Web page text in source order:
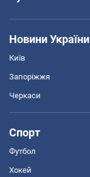
Новини України
Київ
Запоріжжя
Черкаси
Спорт
Футбол
Хокей